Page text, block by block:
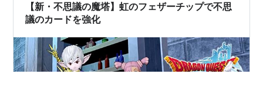
【新・不思議の魔塔】虹のフェザーチップで不思
議のカードを強化